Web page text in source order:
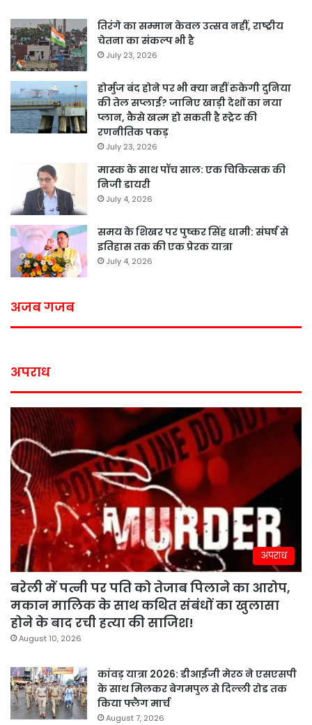
तिरंगे का सम्मान केवल उत्सव नहीं, राष्ट्रीय
चेतना का संकल्प भी है
July 23, 2026
होर्मुज बंद होने पर भी क्या नहीं रुकेगी दुनिया
की तेल सप्लाई? जानिए खाड़ी देशों का नया
प्लान, कैसे खत्म हो सकती है स्ट्रेट की
रणनीतिक पकड़
July 23, 2026
मास्क के साथ पॉच साल: एक चिकित्सक की
निजी डायरी
July 4, 2026
समय के शिखर पर पुष्कर सिंह धामी: संघर्ष से
इतिहास तक की एक प्रेरक यात्रा
July 4, 2026
अजब गजब
अपराध
अपराध
बरेली में पत्नी पर पति को तेजाब पिलाने का आरोप,
मकान मालिक के साथ कथित संबंधों का खुलासा
होने के बाद रची हत्या की साजिश!
August 10, 2026
कांवड़ यात्रा 2026: डीआईजी मेरठ ने एसएसपी
के साथ मिलकर बेगमपुल से दिल्ली रोड तक
किया फ्लैग मार्च
August 7, 2026